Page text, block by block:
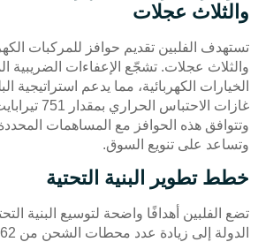
والثلاث عجلات
تستهدف الفلبين تقديم حوافز للمركبات
والثلاث عجلات. تشجّع الإعفاءات الضريبية
الخيارات الكهربائية، مما يدعم استراتيجية
وتساعد على تنويع السوق.
خطط تطوير البنية التحتية
تضع الفلبين أهدافًا واضحة لتوسيع البنية
الدولة إلى زيادة عدد محطات الشحن من 962 محطة شحن إلى